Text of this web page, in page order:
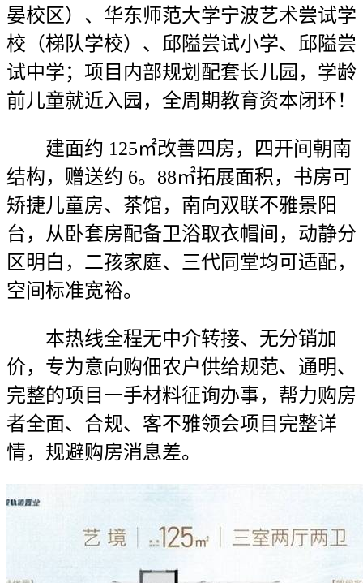
晏校区）、华东师范大学宁波艺术尝试学
校（梯队学校）、邱隘尝试小学、邱隘尝
试中学；项目内部规划配套长儿园，学龄
前儿童就近入园，全周期教育资本闭环！
建面约 125㎡改善四房，四开间朝南
结构，赠送约 6。88㎡拓展面积，书房可
矫捷儿童房、茶馆，南向双联不雅景阳
台，从卧套房配备卫浴取衣帽间，动静分
区明白，二孩家庭、三代同堂均可适配，
空间标准宽裕。
本热线全程无中介转接、无分销加
价，专为意向购佃农户供给规范、通明、
完整的项目一手材料征询办事，帮力购房
者全面、合规、客不雅领会项目完整详
情，规避购房消息差。